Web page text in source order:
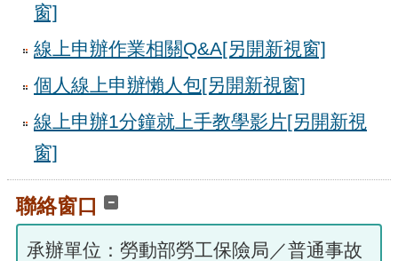
窗]
線上申辦作業相關Q&A[另開新視窗]
個人線上申辦懶人包[另開新視窗]
線上申辦1分鐘就上手教學影片[另開新視
窗]
聯絡窗口
承辦單位：勞動部勞工保險局／普通事故